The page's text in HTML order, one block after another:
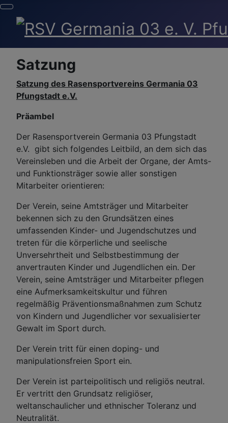
Satzung
Satzung des Rasensportvereins Germania 03
Pfungstadt e.V.
Präambel
Der Rasensportverein Germania 03 Pfungstadt
e.V. gibt sich folgendes Leitbild, an dem sich das
Vereinsleben und die Arbeit der Organe, der Amts-
und Funktionsträger sowie aller sonstigen
Mitarbeiter orientieren:
Der Verein, seine Amtsträger und Mitarbeiter
bekennen sich zu den Grundsätzen eines
umfassenden Kinder- und Jugendschutzes und
treten für die körperliche und seelische
Unversehrtheit und Selbstbestimmung der
anvertrauten Kinder und Jugendlichen ein. Der
Verein, seine Amtsträger und Mitarbeiter pflegen
eine Aufmerksamkeitskultur und führen
regelmäßig Präventionsmaßnahmen zum Schutz
von Kindern und Jugendlicher vor sexualisierter
Gewalt im Sport durch.
Der Verein tritt für einen doping- und
manipulationsfreien Sport ein.
Der Verein ist parteipolitisch und religiös neutral.
Er vertritt den Grundsatz religiöser,
weltanschaulicher und ethnischer Toleranz und
Neutralität.